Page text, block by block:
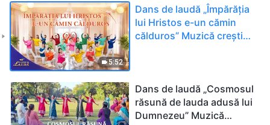
5:52
Dans de laudă „Împărăția
lui Hristos e-un cămin
călduros” Muzică creștină
Dans de laudă „Cosmosul
răsună de lauda adusă lui
Dumnezeu” Muzică